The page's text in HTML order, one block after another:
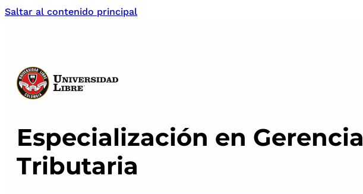
Saltar al contenido principal
Especialización en Gerencia
Tributaria